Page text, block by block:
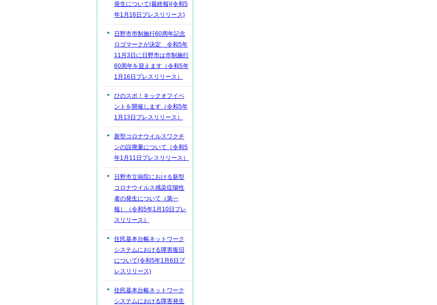
発生について(最終報)(令和5
年1月16日プレスリリース)
日野市市制施行60周年記念
ロゴマークが決定 令和5年
11月3日に日野市は市制施行
60周年を迎えます（令和5年
1月16日プレスリリース）
ひのスポ！キックオフイベ
ントを開催します（令和5年
1月13日プレスリリース）
新型コロナウイルスワクチ
ンの誤廃棄について（令和5
年1月11日プレスリリース）
日野市立病院における新型
コロナウイルス感染症陽性
者の発生について（第一
報）（令和5年1月10日プレ
スリリース）
住民基本台帳ネットワーク
システムにおける障害復旧
について(令和5年1月6日プ
レスリリース)
住民基本台帳ネットワーク
システムにおける障害発生